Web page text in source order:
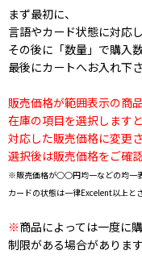
まず最初に、
言語やカード状態に対応
その後に「数量」で購入
最後にカートへお入れ下さ
販売価格が範囲表示の商品
在庫の項目を選択しますと
対応した販売価格に変更さ
選択後は販売価格をご確認
※販売価格が○○円均一などの均一表
カードの状態は一律Excelent以上と
※商品によっては一度に
制限がある場合があります